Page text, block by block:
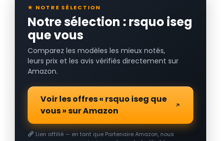
★ NOTRE SÉLECTION
Notre sélection : rsquo iseg
que vous
Comparez les modèles les mieux notés,
leurs prix et les avis vérifiés directement sur
Amazon.
Voir les offres « rsquo iseg que
vous » sur Amazon
Lien affilié — en tant que Partenaire Amazon, nous